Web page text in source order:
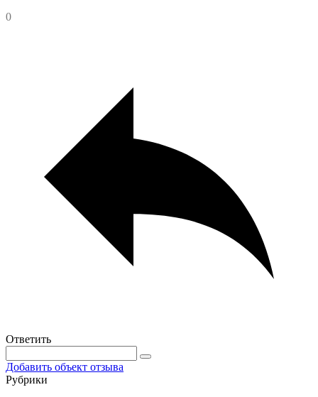
0
Ответить
Добавить объект отзыва
Рубрики